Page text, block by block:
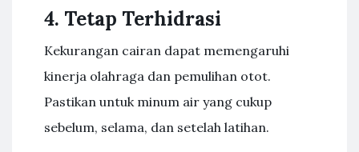
4. Tetap Terhidrasi
Kekurangan cairan dapat memengaruhi
kinerja olahraga dan pemulihan otot.
Pastikan untuk minum air yang cukup
sebelum, selama, dan setelah latihan.